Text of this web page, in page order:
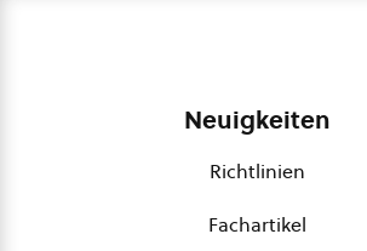
Neuigkeiten
Richtlinien
Fachartikel